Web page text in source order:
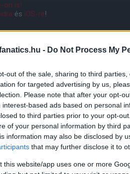
- Do Not Process My
out of the sale, sharing to third
for targeted advertising by us,
Please note that after your opt-
interest-based ads based on personal
to third parties prior to your opt-
of your personal information by third
information may also be disclosed by
that may further disclose it to
this website/app uses one or more
on is!
és iOS-re!
működését!